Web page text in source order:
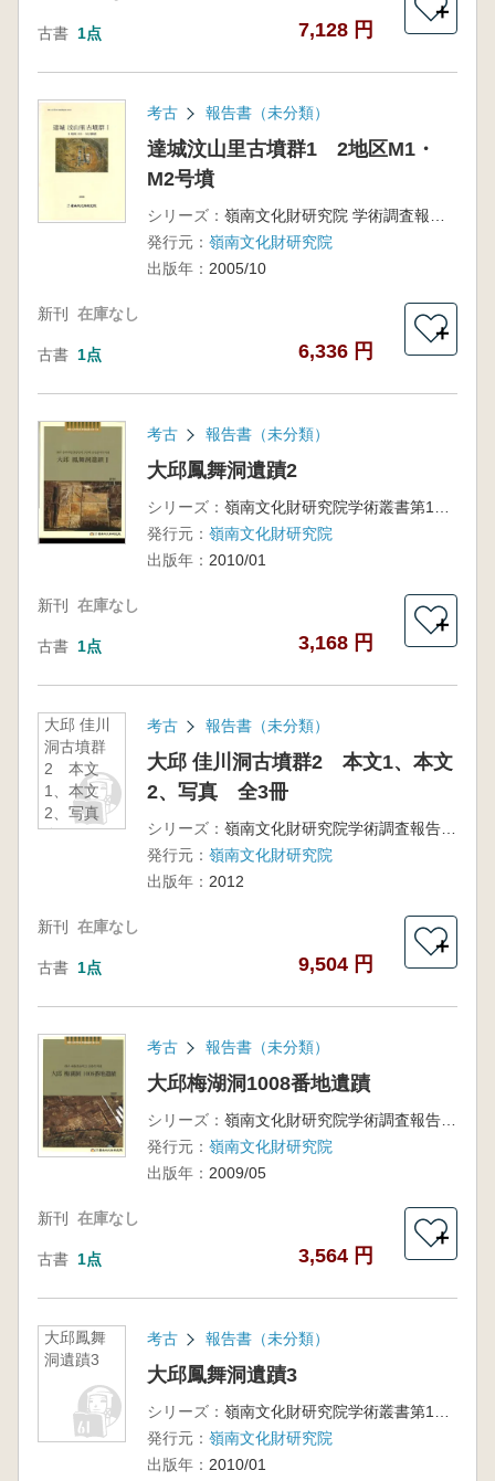
古書 1点 7,128 円
＋
考古 報告書（未分類）
達城汶山里古墳群1 2地区M1・
M2号墳
シリーズ：
発行元： 嶺南文化財研究院
出版年： 2005/10
新刊 在庫なし
古書 1点 6,336 円
＋
考古 報告書（未分類）
大邱鳳舞洞遺蹟2
シリーズ：
発行元： 嶺南文化財研究院
出版年： 2010/01
新刊 在庫なし
古書 1点 3,168 円
＋
大邱 佳川
洞古墳群
2 本文
1、本文
2、写真
全3冊
考古 報告書（未分類）
大邱 佳川洞古墳群2 本文1、本文
2、写真 全3冊
シリーズ：
嶺南文化財研究院学術調査報告202
発行元： 嶺南文化財研究院
出版年： 2012
新刊 在庫なし
古書 1点 9,504 円
＋
考古 報告書（未分類）
大邱梅湖洞1008番地遺蹟
シリーズ：
嶺南文化財研究院学術調査報告第162冊
発行元： 嶺南文化財研究院
出版年： 2009/05
新刊 在庫なし
古書 1点 3,564 円
＋
大邱鳳舞
洞遺蹟3
考古 報告書（未分類）
大邱鳳舞洞遺蹟3
シリーズ：
発行元： 嶺南文化財研究院
出版年： 2010/01